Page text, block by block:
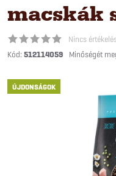
macskák
Nincs
Kód: 512114059
ÚJDONSÁGOK